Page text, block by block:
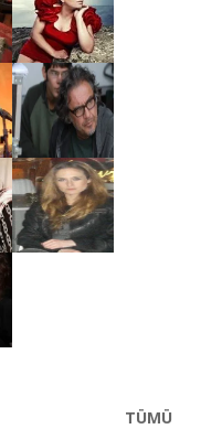
TÜMÜ